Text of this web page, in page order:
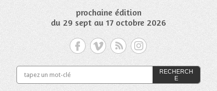
prochaine édition
du 29 sept au 17 octobre 2026
RECHERCH
E